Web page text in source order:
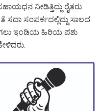
ನೀಡಿತ್ತಿದ್ದು ರೈತರು
ಸದಾ ಸಂಪರ್ಕದಲ್ಲಿದ್ದು ಸಾಲದ
ಇಂಡಿಯ ಹಿರಿಯ ಪಶು